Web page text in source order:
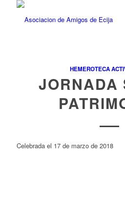
HEMEROTECA
JORNADA
Celebrada el 17 de marzo de 2018